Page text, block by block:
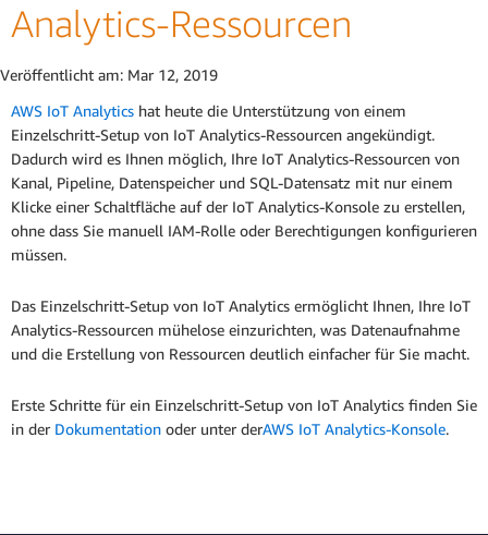
Analytics-Ressourcen
Veröffentlicht am: Mar 12, 2019
AWS IoT Analytics hat heute die Unterstützung von einem
Einzelschritt-Setup von IoT Analytics-Ressourcen angekündigt.
Dadurch wird es Ihnen möglich, Ihre IoT Analytics-Ressourcen von
Kanal, Pipeline, Datenspeicher und SQL-Datensatz mit nur einem
Klicke einer Schaltfläche auf der IoT Analytics-Konsole zu erstellen,
ohne dass Sie manuell IAM-Rolle oder Berechtigungen konfigurieren
müssen.
Das Einzelschritt-Setup von IoT Analytics ermöglicht Ihnen, Ihre IoT
Analytics-Ressourcen mühelose einzurichten, was Datenaufnahme
und die Erstellung von Ressourcen deutlich einfacher für Sie macht.
Erste Schritte für ein Einzelschritt-Setup von IoT Analytics finden Sie
in der Dokumentation oder unter derAWS IoT Analytics-Konsole.